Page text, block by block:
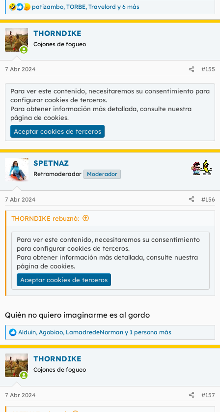
R
e
a
c
c
i
e
patizambo, TORBE, Travelord y 6 más
THORNDIKE
Cojones de fogueo
7 Abr 2024 #155
Para ver este contenido, necesitaremos su consentimiento para
configurar cookies de terceros.
Para obtener información más detallada, consulte nuestra
página de cookies.
Aceptar cookies de terceros
SPETNAZ
Retromoderador Moderador
7 Abr 2024 #156
THORNDIKE rebuznó:
Para ver este contenido, necesitaremos su consentimiento
para configurar cookies de terceros.
Para obtener información más detallada, consulte nuestra
página de cookies.
Aceptar cookies de terceros
Quién no quiero imaginarme es al gordo
R
e
a
c
c
i
e
s
Alduin, Agobiao, LamadredeNorman y 1 persona más
THORNDIKE
Cojones de fogueo
7 Abr 2024 #157